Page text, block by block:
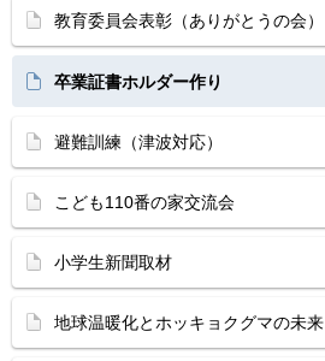
教育委員会表彰（ありがとうの会）
卒業証書ホルダー作り
避難訓練（津波対応）
こども110番の家交流会
小学生新聞取材
地球温暖化とホッキョクグマの未来